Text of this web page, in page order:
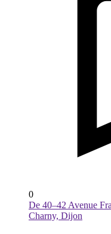
0
De 40–42 Avenue
Charny, Dijon